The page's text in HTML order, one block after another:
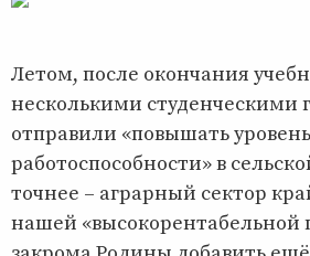
Летом, после окончания
несколькими студенческими
отправили «повышать уровень
работоспособности» в
точнее – аграрный сектор
нашей «высокорентабельной